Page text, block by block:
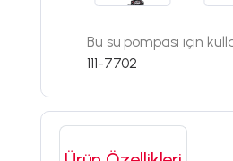
Bu su pompası için
111-7702